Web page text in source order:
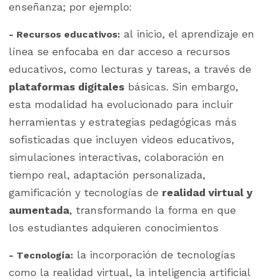
enseñanza; por ejemplo:
- Recursos educativos: al inicio, el aprendizaje en
línea se enfocaba en dar acceso a recursos
educativos, como lecturas y tareas, a través de
plataformas digitales básicas. Sin embargo,
esta modalidad ha evolucionado para incluir
herramientas y estrategias pedagógicas más
sofisticadas que incluyen videos educativos,
simulaciones interactivas, colaboración en
tiempo real, adaptación personalizada,
gamificación y tecnologías de realidad virtual y
aumentada, transformando la forma en que
los estudiantes adquieren conocimientos
- Tecnología: la incorporación de tecnologías
como la realidad virtual, la inteligencia artificial